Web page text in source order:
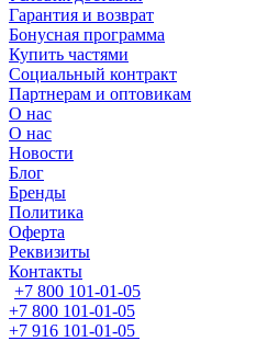
Гарантия и возврат
Бонусная программа
Купить частями
Социальный контракт
Партнерам и оптовикам
О нас
О нас
Новости
Блог
Бренды
Политика
Оферта
Реквизиты
Контакты
+7 800 101-01-05
+7 800 101-01-05
+7 916 101-01-05